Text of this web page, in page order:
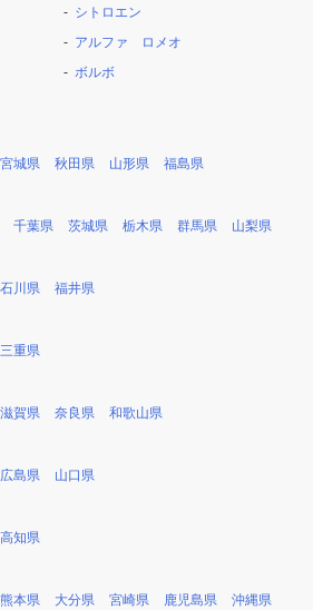
シトロエン
アルファ ロメオ
ボルボ
宮城県 秋田県 山形県 福島県
千葉県 茨城県 栃木県 群馬県 山梨県
石川県 福井県
三重県
滋賀県 奈良県 和歌山県
広島県 山口県
高知県
熊本県 大分県 宮崎県 鹿児島県 沖縄県